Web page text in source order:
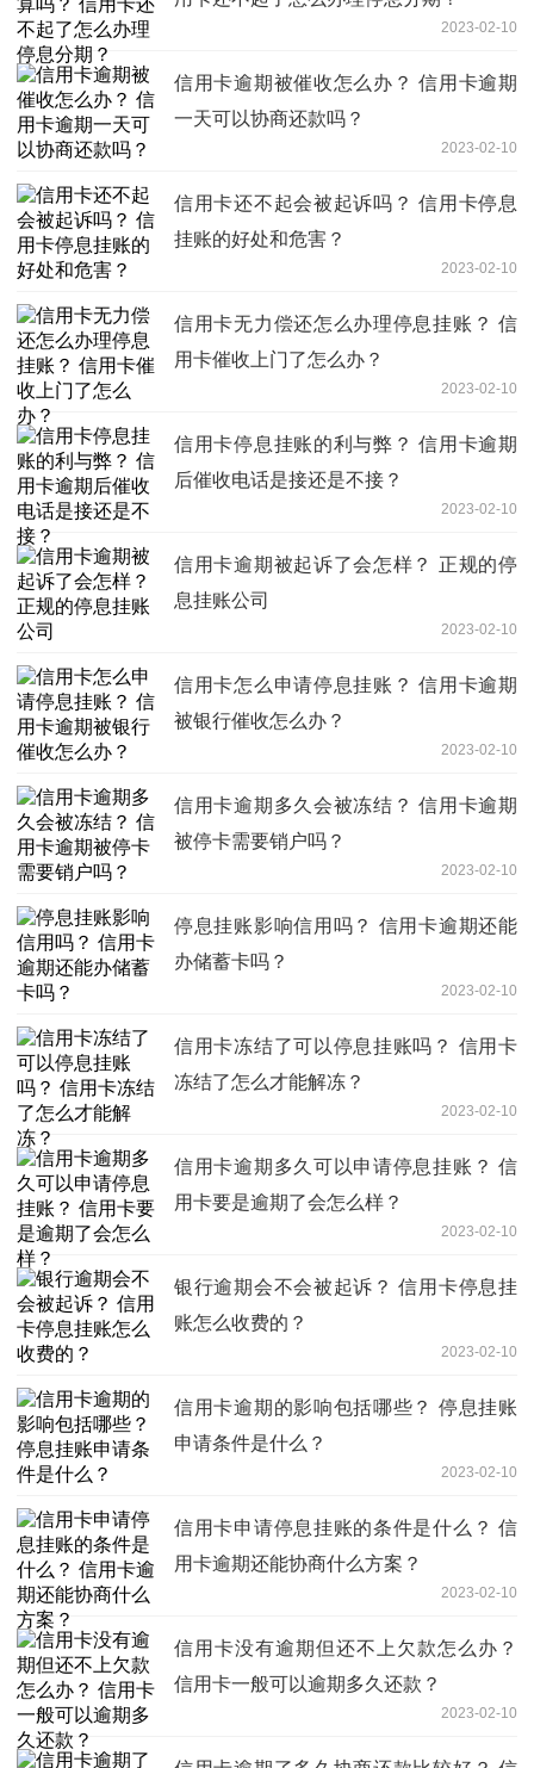
2023-02-10
信用卡逾期被催收怎么办？ 信用卡逾期
一天可以协商还款吗？
2023-02-10
信用卡还不起会被起诉吗？ 信用卡停息
挂账的好处和危害？
2023-02-10
信用卡无力偿还怎么办理停息挂账？ 信
用卡催收上门了怎么办？
2023-02-10
信用卡停息挂账的利与弊？ 信用卡逾期
后催收电话是接还是不接？
2023-02-10
信用卡逾期被起诉了会怎样？ 正规的停
息挂账公司
2023-02-10
信用卡怎么申请停息挂账？ 信用卡逾期
被银行催收怎么办？
2023-02-10
信用卡逾期多久会被冻结？ 信用卡逾期
被停卡需要销户吗？
2023-02-10
停息挂账影响信用吗？ 信用卡逾期还能
办储蓄卡吗？
2023-02-10
信用卡冻结了可以停息挂账吗？ 信用卡
冻结了怎么才能解冻？
2023-02-10
信用卡逾期多久可以申请停息挂账？ 信
用卡要是逾期了会怎么样？
2023-02-10
银行逾期会不会被起诉？ 信用卡停息挂
账怎么收费的？
2023-02-10
信用卡逾期的影响包括哪些？ 停息挂账
申请条件是什么？
2023-02-10
信用卡申请停息挂账的条件是什么？ 信
用卡逾期还能协商什么方案？
2023-02-10
信用卡没有逾期但还不上欠款怎么办？
信用卡一般可以逾期多久还款？
2023-02-10